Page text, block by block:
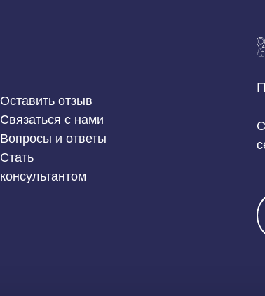
Оставить отзыв
Связаться с нами
Вопросы и ответы
Стать
консультантом